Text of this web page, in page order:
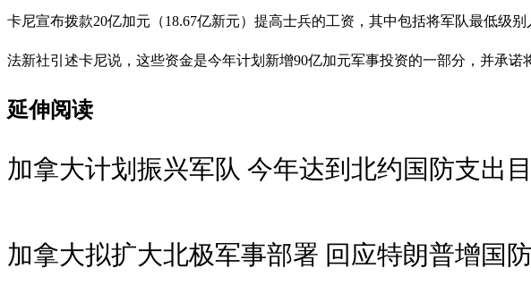
卡尼宣布拨款20亿加元（18.67亿新元）提高士兵的工资，其中包括将军队最低级别
法新社引述卡尼说，这些资金是今年计划新增90亿加元军事投资的一部分，并承诺
延伸阅读
加拿大计划振兴军队 今年达到北约国防支出
加拿大拟扩大北极军事部署 回应特朗普增国